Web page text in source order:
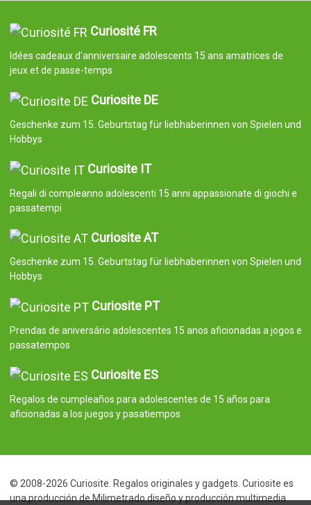
Curiosité FR
Idées cadeaux d'anniversaire adolescents 15 ans amatrices de
jeux et de passe-temps
Curiosite DE
Geschenke zum 15. Geburtstag für liebhaberinnen von Spielen und
Hobbys
Curiosite IT
Regali di compleanno adolescenti 15 anni appassionate di giochi e
passatempi
Curiosite AT
Geschenke zum 15. Geburtstag für liebhaberinnen von Spielen und
Hobbys
Curiosite PT
Prendas de aniversário adolescentes 15 anos aficionadas a jogos e
passatempos
Curiosite ES
Regalos de cumpleaños para adolescentes de 15 años para
aficionadas a los juegos y pasatiempos
© 2008-2026 Curiosite. Regalos originales y gadgets. Curiosite es
una producción de Milimetrado diseño y producción multimedia